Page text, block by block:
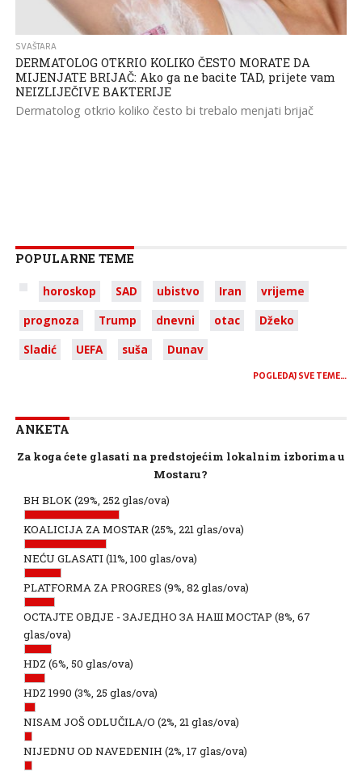
SVAŠTARA
DERMATOLOG OTKRIO KOLIKO ČESTO MORATE DA
MIJENJATE BRIJAČ: Ako ga ne bacite TAD, prijete vam
NEIZLIJEČIVE BAKTERIJE
Dermatolog otkrio koliko često bi trebalo menjati brijač
POPULARNE TEME
horoskop SAD ubistvo Iran
vrijeme
prognoza
Trump dnevni otac
Džeko
Sladić
UEFA suša Dunav
POGLEDAJ SVE TEME…
ANKETA
Za koga ćete glasati na predstojećim lokalnim izborima u
Mostaru?
BH BLOK(29%, 252 glas/ova)
KOALICIJA ZA MOSTAR(25%, 221 glas/ova)
NEĆU GLASATI (11%, 100 glas/ova)
PLATFORMA ZA PROGRES (9%, 82 glas/ova)
ОСТАЈТЕ ОВДЈЕ - ЗАЈЕДНО ЗА НАШ МОСТАР (8%, 67
glas/ova)
HDZ (6%, 50 glas/ova)
HDZ 1990 (3%, 25 glas/ova)
NISAM JOŠ ODLUČILA/O (2%, 21 glas/ova)
NIJEDNU OD NAVEDENIH (2%, 17 glas/ova)